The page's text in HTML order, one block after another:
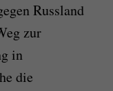
Russland
zur
in
die